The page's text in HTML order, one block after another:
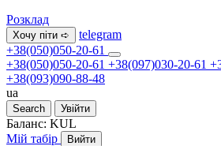
Розклад
Хочу піти ➪
telegram
+38(050)050-20-61
+38(050)050-20-61 +38(097)030-20-61
+38(093)090-88-48
ua
Search Увійти
Баланс: KUL
Мій табір
Вийти